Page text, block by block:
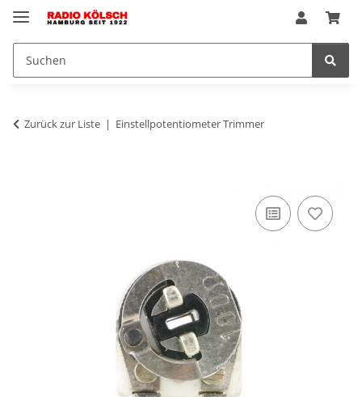
Zurück zur Liste Einstellpotentiometer Trimmer